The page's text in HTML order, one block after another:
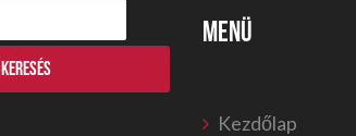
MENÜ
Kezdőlap